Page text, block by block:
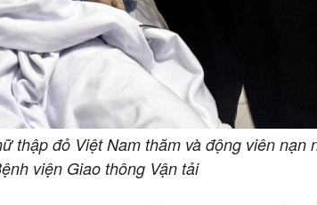
thập đỏ Việt Nam thăm và động viên nạn
viện Giao thông Vận tải